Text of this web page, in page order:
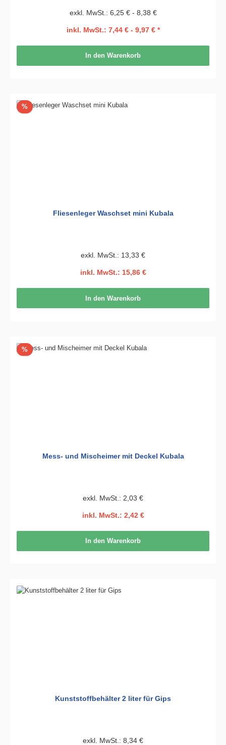
exkl. MwSt.: 6,25 € - 8,38 €
inkl. MwSt.: 7,44 € - 9,97 € *
In den Warenkorb
%Rabatt
Fliesenleger Waschset mini Kubala
exkl. MwSt.: 13,33 €
inkl. MwSt.: 15,86 €
In den Warenkorb
%Rabatt
Mess- und Mischeimer mit Deckel Kubala
exkl. MwSt.: 2,03 €
inkl. MwSt.: 2,42 €
In den Warenkorb
Kunststoffbehälter 2 liter für Gips
exkl. MwSt.: 8,34 €